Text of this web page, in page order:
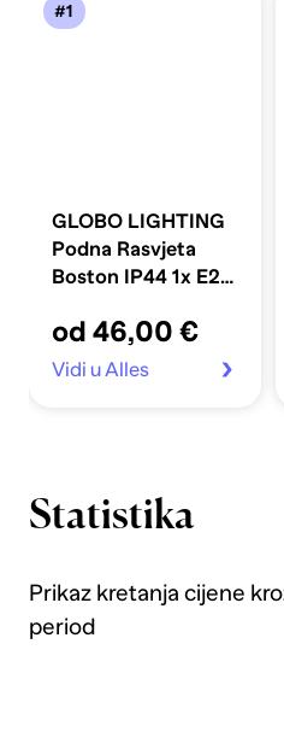
#1
GLOBO LIGHTING
Podna Rasvjeta
Boston IP44 1x E27
od 46,00 €
Vidi u Alles
Statistika
Prikaz kretanja cijene
period